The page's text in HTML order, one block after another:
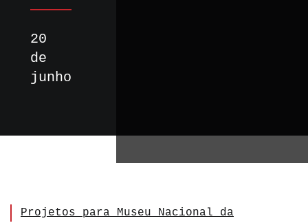
20
de
junho
Projetos para Museu Nacional da